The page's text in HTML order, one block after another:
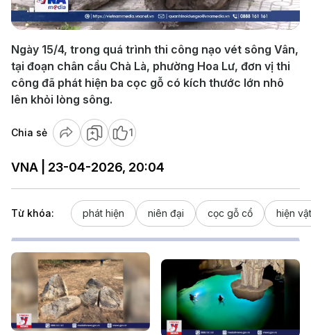
Video
Ngày 15/4, trong quá trình thi công nạo vét sông Vân,
tại đoạn chân cầu Chà Là, phường Hoa Lư, đơn vị thi
công đã phát hiện ba cọc gỗ có kích thước lớn nhô
lên khỏi lòng sông.
Chia sẻ 1
VNA | 23-04-2026, 20:04
Từ khóa: phát hiện niên đại cọc gỗ cổ hiện vật